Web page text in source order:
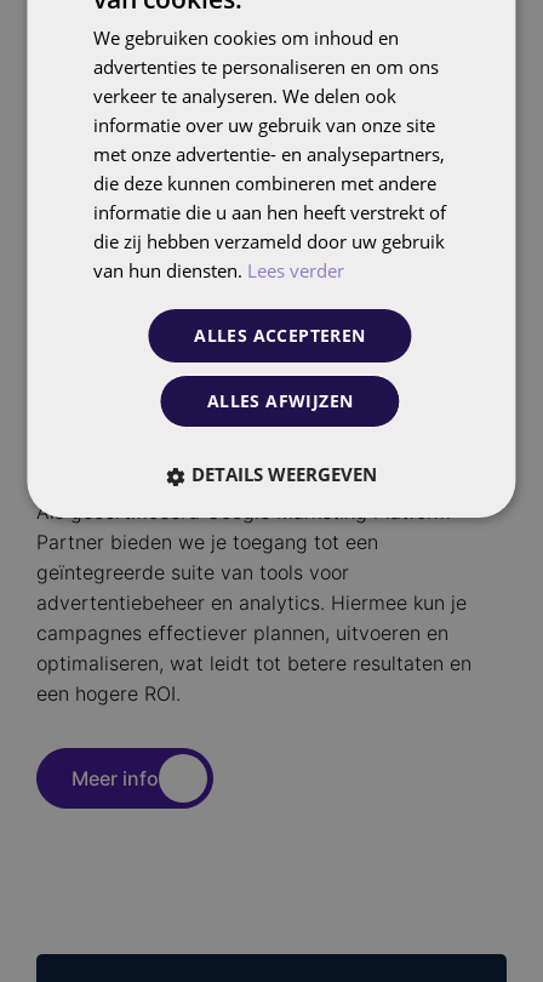
Geïntegreerde marketingoplossingen
Google Marketing Platform
Als gecertificeerd Google Marketing Platform
Partner bieden we je toegang tot een
geïntegreerde suite van tools voor
advertentiebeheer en analytics. Hiermee kun je
campagnes effectiever plannen, uitvoeren en
optimaliseren, wat leidt tot betere resultaten en
een hogere ROI.
Meer info
We gebruiken cookies om inhoud en
advertenties te personaliseren en om ons
verkeer te analyseren. We delen ook
informatie over uw gebruik van onze site
met onze advertentie- en analysepartners,
die deze kunnen combineren met andere
informatie die u aan hen heeft verstrekt of
die zij hebben verzameld door uw gebruik
van hun diensten. Lees verder
ALLES ACCEPTEREN
ALLES AFWIJZEN
DETAILS WEERGEVEN